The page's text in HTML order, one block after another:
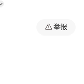
指纹+虚位密
军完全覆盖；
举报